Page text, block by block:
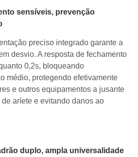
sensíveis, prevenção
preciso integrado garante a
desvio. A resposta de fechamento
0,2s, bloqueando
médio, protegendo efetivamente
e outros equipamentos a jusante
aríete e evitando danos ao
duplo, ampla universalidade